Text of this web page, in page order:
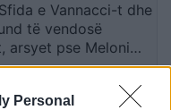
Personal
e Vannacci-t dhe
të vendosë
arsyet pse Meloni
qëndrimin për